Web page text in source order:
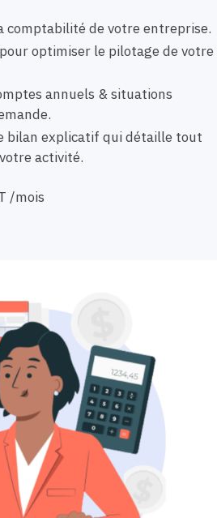
comptabilité de votre entreprise.
optimiser le pilotage de votre
annuels & situations
bilan explicatif qui détaille tout
activité.
/mois